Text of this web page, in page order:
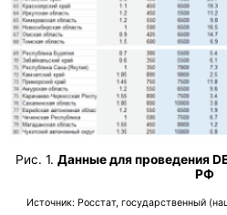
Рис. 1. Данные для проведения
РФ
Источник: Росстат, государственный